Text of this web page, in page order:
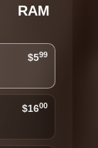
RAM
$599
$1600